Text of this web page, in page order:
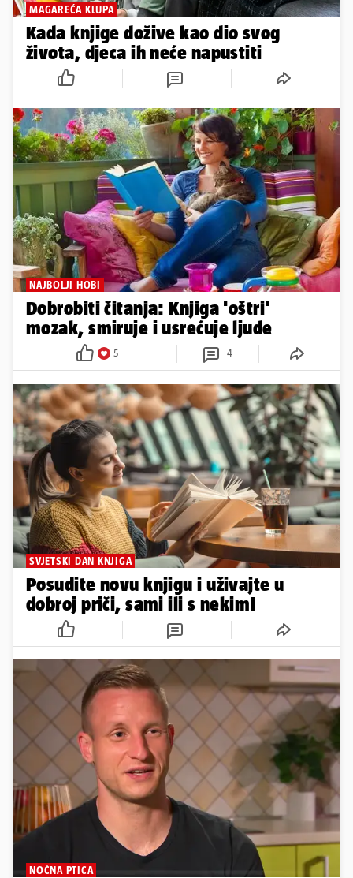
MAGAREĆA KLUPA
Kada knjige dožive kao dio svog
života, djeca ih neće napustiti
NAJBOLJI HOBI
Dobrobiti čitanja: Knjiga 'oštri'
mozak, smiruje i usrećuje ljude
5 4
SVJETSKI DAN KNJIGA
Posudite novu knjigu i uživajte u
dobroj priči, sami ili s nekim!
NOĆNA PTICA